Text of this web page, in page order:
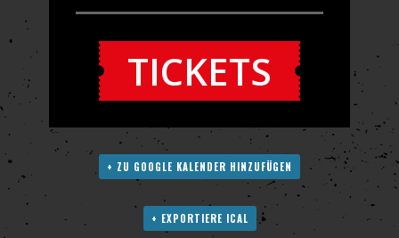
TICKETS
+ ZU GOOGLE KALENDER HINZUFÜGEN
+ EXPORTIERE ICAL